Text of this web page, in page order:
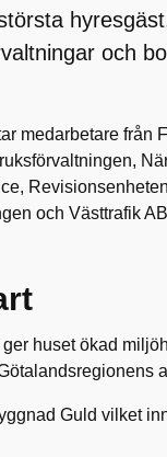
och
medarbetare från
och Västtrafik
huset ökad
Guld vilket